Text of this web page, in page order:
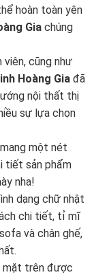
hoàn toàn yên
Gia chúng
viên, cũng như
Hoàng Gia đã
nội thất thị
sự lựa chọn
một nét
tiết sản phẩm
nha!
dạng chữ nhật
chi tiết, tỉ mĩ
và chân ghế,
mặt trên được